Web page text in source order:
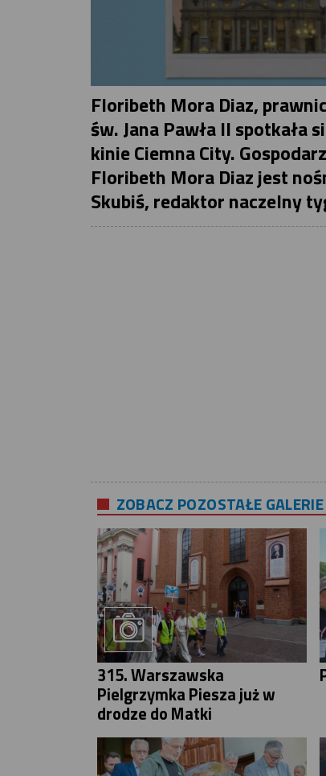
Floribeth Mora Diaz,
św. Jana Pawła II spotkała
kinie Ciemna City.
Floribeth Mora Diaz jest
Skubiś, redaktor naczelny
ZOBACZ POZOSTAŁE GALERIE
315. Warszawska
Pielgrzymka Piesza już w
drodze do Matki